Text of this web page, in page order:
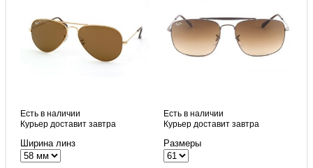
Есть в наличии
Курьер доставит завтра
Ширина линз
Есть в наличии
Курьер доставит завтра
Размеры